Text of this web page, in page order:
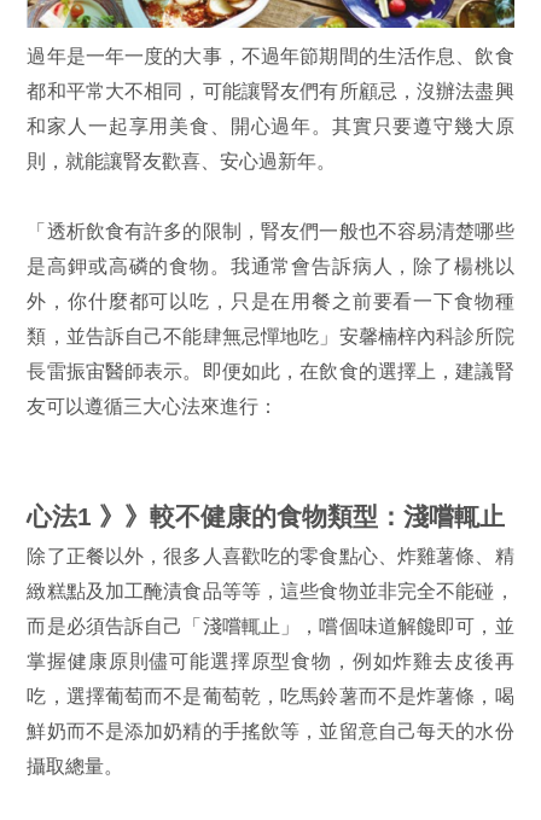
過年是一年一度的大事，不過年節期間的生活作息、飲食
都和平常大不相同，可能讓腎友們有所顧忌，沒辦法盡興
和家人一起享用美食、開心過年。其實只要遵守幾大原
則，就能讓腎友歡喜、安心過新年。
「透析飲食有許多的限制，腎友們一般也不容易清楚哪些
是高鉀或高磷的食物。我通常會告訴病人，除了楊桃以
外，你什麼都可以吃，只是在用餐之前要看一下食物種
類，並告訴自己不能肆無忌憚地吃」安馨楠梓內科診所院
長雷振宙醫師表示。即便如此，在飲食的選擇上，建議腎
友可以遵循三大心法來進行：
心法1 》》較不健康的食物類型：淺嚐輒止
除了正餐以外，很多人喜歡吃的零食點心、炸雞薯條、精
緻糕點及加工醃漬食品等等，這些食物並非完全不能碰，
而是必須告訴自己「淺嚐輒止」，嚐個味道解饞即可，並
掌握健康原則儘可能選擇原型食物，例如炸雞去皮後再
吃，選擇葡萄而不是葡萄乾，吃馬鈴薯而不是炸薯條，喝
鮮奶而不是添加奶精的手搖飲等，並留意自己每天的水份
攝取總量。